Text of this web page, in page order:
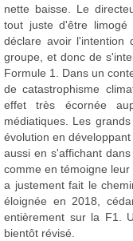
nette baisse. Le
tout juste d'être limogé
déclare avoir l'intention
groupe, et donc de
Formule 1. Dans un
de catastrophisme
effet très écornée
médiatiques. Les
évolution en
aussi en s'affichant
comme en témoigne
a justement fait le
éloignée en 2018,
entièrement sur la F1.
bientôt révisé.